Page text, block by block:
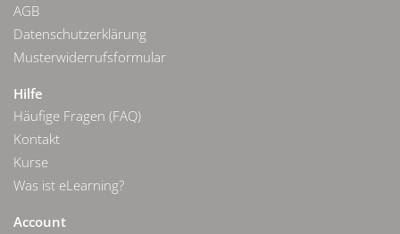
AGB
Datenschutzerklärung
Musterwiderrufsformular
Hilfe
Häufige Fragen (FAQ)
Kontakt
Kurse
Was ist eLearning?
Account